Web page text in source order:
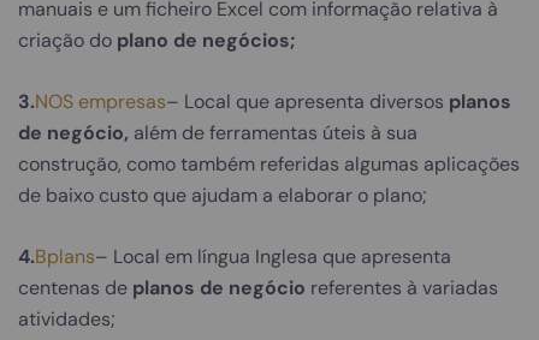
manuais e um ficheiro Excel com informação relativa à
criação do plano de negócios;
3.NOS empresas– Local que apresenta diversos planos
de negócio, além de ferramentas úteis à sua
construção, como também referidas algumas aplicações
de baixo custo que ajudam a elaborar o plano;
4.Bplans– Local em língua Inglesa que apresenta
centenas de planos de negócio referentes à variadas
atividades;